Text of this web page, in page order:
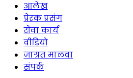
आलेख
प्रेरक प्रसंग
सेवा कार्य
वीडियो
जाग्रत मालवा
संपर्क